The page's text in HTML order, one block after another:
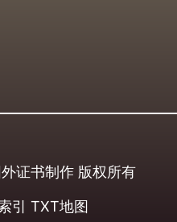
外证书制作 版权所有
引 TXT地图